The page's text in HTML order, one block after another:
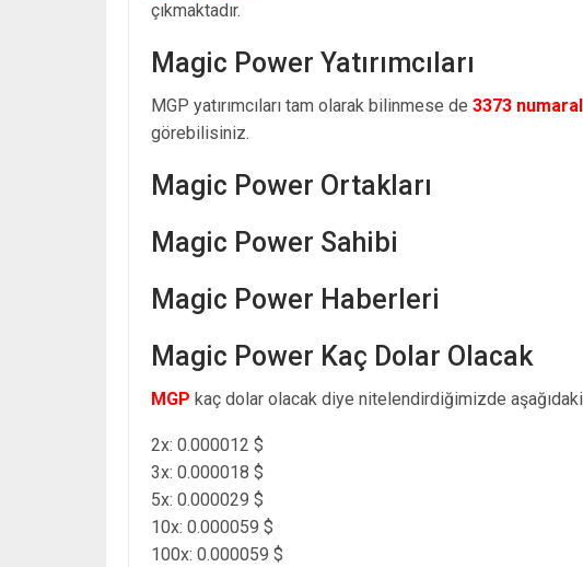
çıkmaktadır.
Magic Power Yatırımcıları
MGP yatırımcıları tam olarak bilinmese de 3373
görebilisiniz.
Magic Power Ortakları
Magic Power Sahibi
Magic Power Haberleri
Magic Power Kaç Dolar Olacak
MGP kaç dolar olacak diye nitelendirdiğimizde
2x: 0.000012 $
3x: 0.000018 $
5x: 0.000029 $
10x: 0.000059 $
100x: 0.000059 $